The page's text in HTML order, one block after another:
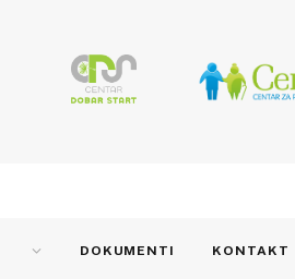
DOKUMENTI KONTAKT